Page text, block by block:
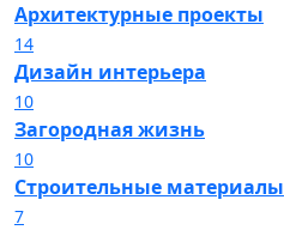
Архитектурные проекты
14
Дизайн интерьера
10
Загородная жизнь
10
Строительные материалы
7